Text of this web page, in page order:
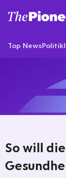
Top NewsPolitik
So will